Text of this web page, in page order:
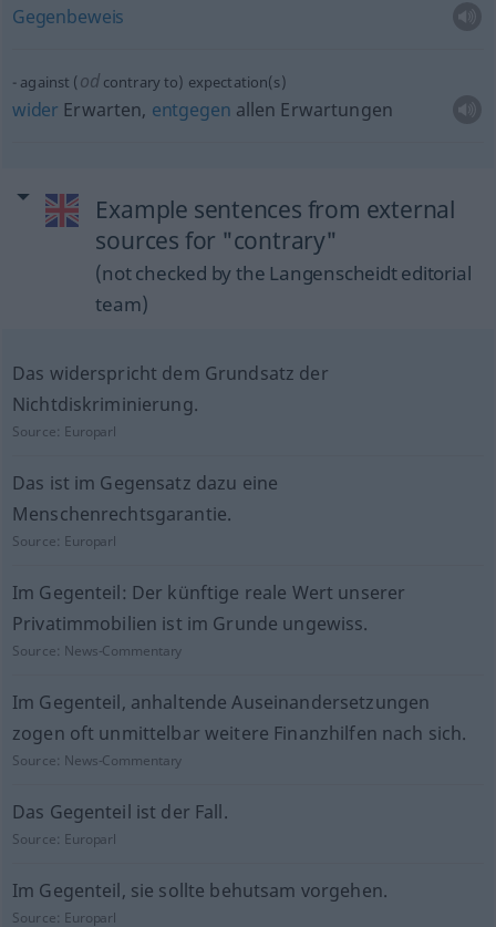
Gegenbeweis
against (odcontrary to) expectation(s)
wider Erwarten, entgegen allen Erwartungen
Example sentences from external
sources for "contrary"
(not checked by the Langenscheidt editorial
team)
Das widerspricht dem Grundsatz der
Nichtdiskriminierung.
Source: Europarl
Das ist im Gegensatz dazu eine
Menschenrechtsgarantie.
Source: Europarl
Im Gegenteil: Der künftige reale Wert unserer
Privatimmobilien ist im Grunde ungewiss.
Source: News-Commentary
Im Gegenteil, anhaltende Auseinandersetzungen
zogen oft unmittelbar weitere Finanzhilfen nach sich.
Source: News-Commentary
Das Gegenteil ist der Fall.
Source: Europarl
Im Gegenteil, sie sollte behutsam vorgehen.
Source: Europarl